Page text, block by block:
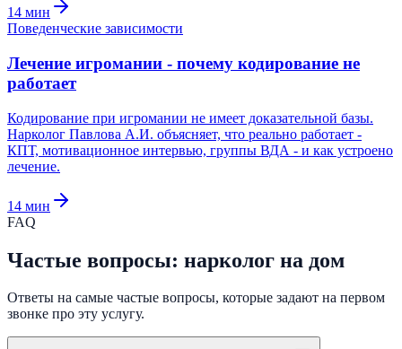
14 мин
Поведенческие зависимости
Лечение игромании - почему кодирование не
работает
Кодирование при игромании не имеет доказательной базы.
Нарколог Павлова А.И. объясняет, что реально работает -
КПТ, мотивационное интервью, группы ВДА - и как устроено
лечение.
14 мин
FAQ
Частые вопросы: нарколог на дом
Ответы на самые частые вопросы, которые задают на первом
звонке про эту услугу.